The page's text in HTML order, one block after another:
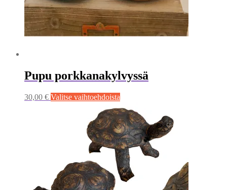
Pupu porkkanakylvyssä
30,00 € Valitse vaihtoehdoista
on
useampi
muunnelma.
Voit
tehdä
valinnat
tuotteen
sivulla.